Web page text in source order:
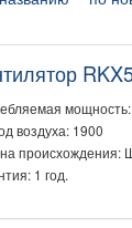
воздуха: 1900
происхождения:
1 год.